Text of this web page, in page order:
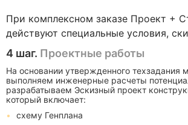
При комплексном заказе Проект +
действуют специальные условия,
4 шаг. Проектные работы
На основании утвержденного техзадания
выполняем инженерные расчеты
разрабатываем Эскизный проект
который включает:
схему Генплана